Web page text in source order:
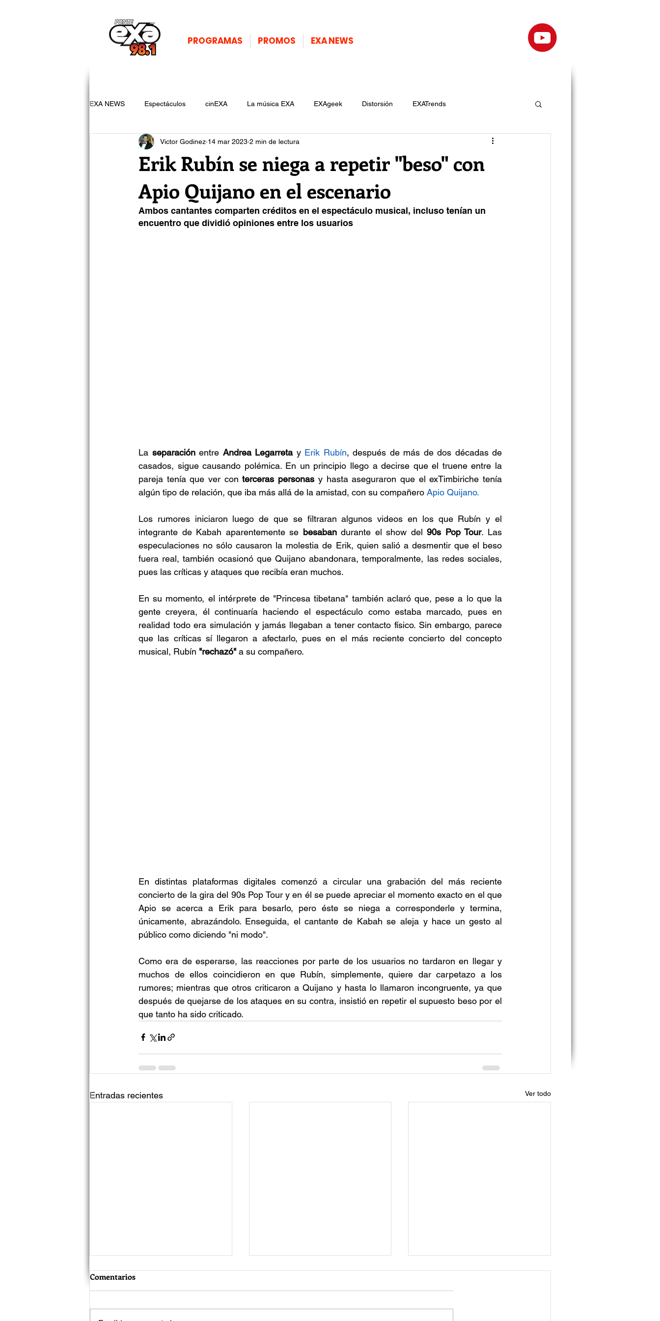
PROGRAMAS PROMOS EXA NEWS
EXA NEWS Espectáculos cinEXA La música EXA EXAgeek Distorsión EXATrends
Erik Rubín se niega a repetir "beso" con
Apio Quijano en el escenario
Victor Godinez 14 mar 2023 2 min de lectura
Ambos cantantes comparten créditos en el espectáculo musical, incluso tenían un
encuentro que dividió opiniones entre los usuarios
La separación entre Andrea Legarreta y Erik Rubín, después de más de dos décadas de
casados, sigue causando polémica. En un principio llego a decirse que el truene entre la
pareja tenía que ver con terceras personas y hasta aseguraron que el exTimbiriche tenía
algún tipo de relación, que iba más allá de la amistad, con su compañero Apio Quijano.
Los rumores iniciaron luego de que se filtraran algunos videos en los que Rubín y el
integrante de Kabah aparentemente se besaban durante el show del 90s Pop Tour. Las
especulaciones no sólo causaron la molestia de Erik, quien salió a desmentir que el beso
fuera real, también ocasionó que Quijano abandonara, temporalmente, las redes sociales,
pues las críticas y ataques que recibía eran muchos.
En su momento, el intérprete de "Princesa tibetana" también aclaró que, pese a lo que la
gente creyera, él continuaría haciendo el espectáculo como estaba marcado, pues en
realidad todo era simulación y jamás llegaban a tener contacto físico. Sin embargo, parece
que las críticas sí llegaron a afectarlo, pues en el más reciente concierto del concepto
musical, Rubín "rechazó" a su compañero.
En distintas plataformas digitales comenzó a circular una grabación del más reciente
concierto de la gira del 90s Pop Tour y en él se puede apreciar el momento exacto en el que
Apio se acerca a Erik para besarlo, pero éste se niega a corresponderle y termina,
únicamente, abrazándolo. Enseguida, el cantante de Kabah se aleja y hace un gesto al
público como diciendo "ni modo".
Como era de esperarse, las reacciones por parte de los usuarios no tardaron en llegar y
muchos de ellos coincidieron en que Rubín, simplemente, quiere dar carpetazo a los
rumores; mientras que otros criticaron a Quijano y hasta lo llamaron incongruente, ya que
después de quejarse de los ataques en su contra, insistió en repetir el supuesto beso por el
que tanto ha sido criticado.
Entradas recientes Ver todo
Comentarios